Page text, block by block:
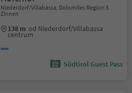
Niederdorf/Villabassa, Dolomites Region 3
Zinnen
138 m od Niederdorf/Villabassa
centrum
Südtirol Guest Pass